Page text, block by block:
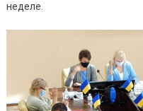
неделе.